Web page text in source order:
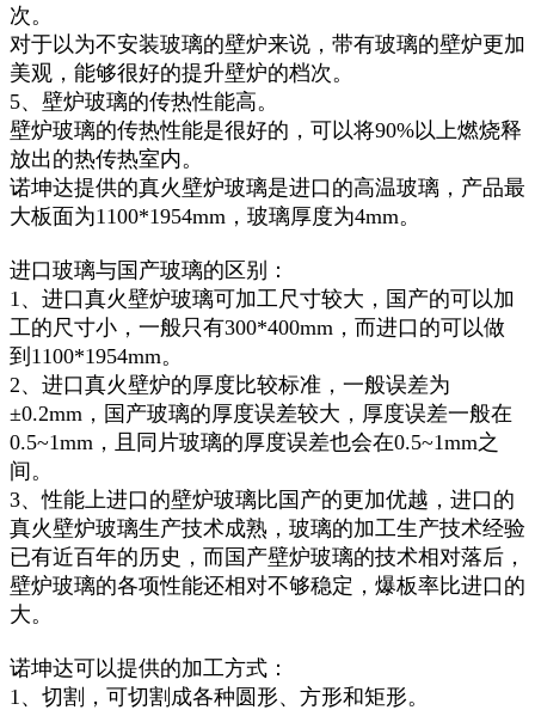
次。
对于以为不安装玻璃的壁炉来说，带有玻璃的壁炉更加
美观，能够很好的提升壁炉的档次。
5、壁炉玻璃的传热性能高。
壁炉玻璃的传热性能是很好的，可以将90%以上燃烧释
放出的热传热室内。
诺坤达提供的真火壁炉玻璃是进口的高温玻璃，产品最
大板面为1100*1954mm，玻璃厚度为4mm。
进口玻璃与国产玻璃的区别：
1、进口真火壁炉玻璃可加工尺寸较大，国产的可以加
工的尺寸小，一般只有300*400mm，而进口的可以做
到1100*1954mm。
2、进口真火壁炉的厚度比较标准，一般误差为
±0.2mm，国产玻璃的厚度误差较大，厚度误差一般在
0.5~1mm，且同片玻璃的厚度误差也会在0.5~1mm之
间。
3、性能上进口的壁炉玻璃比国产的更加优越，进口的
真火壁炉玻璃生产技术成熟，玻璃的加工生产技术经验
已有近百年的历史，而国产壁炉玻璃的技术相对落后，
壁炉玻璃的各项性能还相对不够稳定，爆板率比进口的
大。
诺坤达可以提供的加工方式：
1、切割，可切割成各种圆形、方形和矩形。